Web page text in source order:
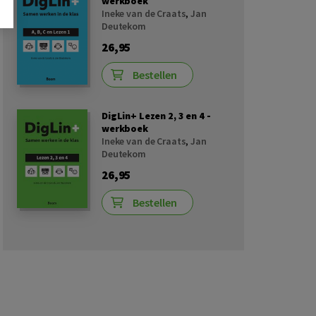
Ineke van de Craats,Jan
Deutekom
26,95
Bestellen
DigLin+ Lezen 2, 3 en 4 -
werkboek
Ineke van de Craats,Jan
Deutekom
26,95
Bestellen